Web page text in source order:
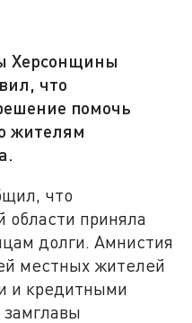
Херсонщины
что
помочь
жителям
что
области приняла
долги. Амнистия
местных жителей
и кредитными